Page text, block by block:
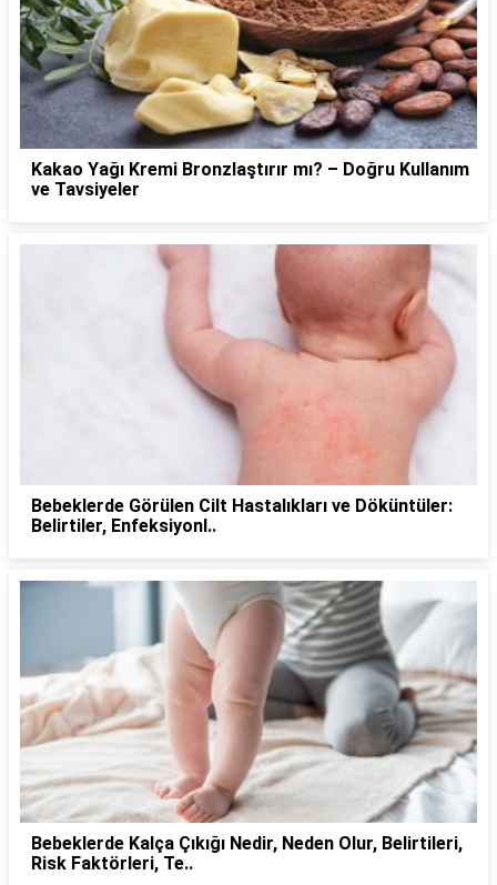
Kakao Yağı Kremi Bronzlaştırır mı? – Doğru Kullanım
ve Tavsiyeler
Bebeklerde Görülen Cilt Hastalıkları ve Döküntüler:
Belirtiler, Enfeksiyonl..
Bebeklerde Kalça Çıkığı Nedir, Neden Olur, Belirtileri,
Risk Faktörleri, Te..